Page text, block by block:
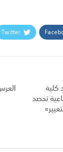
Twitter
كلية
تحصد